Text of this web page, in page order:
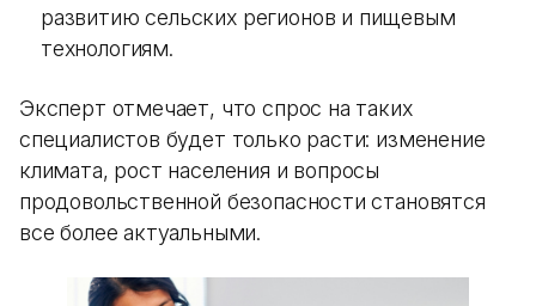
развитию сельских регионов и пищевым
технологиям.
Эксперт отмечает, что спрос на таких
специалистов будет только расти: изменение
климата, рост населения и вопросы
продовольственной безопасности становятся
все более актуальными.